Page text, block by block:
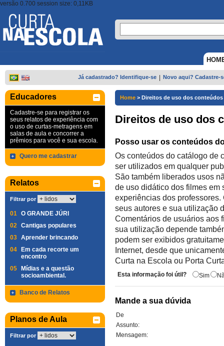
versão 0.700 session size: 0,11KB
Já cadastrado? Identifique-se Novo aqui? Cadastre-
Educadores
Cadastre-se para registrar os
seus relatos de experiência com
o uso de curtas-metragens em
salas de aula e concorrer a
prêmios para você e sua escola.
Quero me cadastrar
Relatos
Filtrar por
01 O GRANDE JÚRI
02 Cantigas populares
03 Aprender brincando
04
Em cada recorte um
encontro
05
Mídias e a questão
socioambiental.
Banco de Relatos
Planos de Aula
Filtrar por
Home > Direitos de uso dos conteúdos
Direitos de uso dos
Posso usar os conteúdos
Os conteúdos do catálogo de
ser utilizados em qualquer
São também liberados usos
de uso didático dos filmes em
experiências dos
seus autores e sua utilização
Comentários de usuários aos
sua utilização depende
podem ser exibidos
Internet, desde que
Curta na Escola ou Porta
Esta informação foi útil? Sim
Mande a sua dúvida
De
Assunto:
Mensagem: